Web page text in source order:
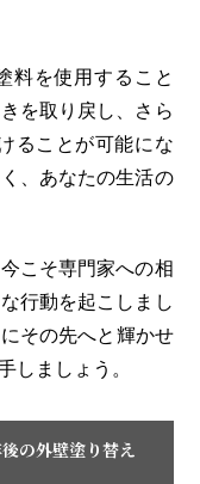
料を使用すること
を取り戻し、さら
ることが可能にな
、あなたの生活の
こそ専門家への相
行動を起こしまし
その先へと輝かせ
しましょう。
の外壁塗り替え